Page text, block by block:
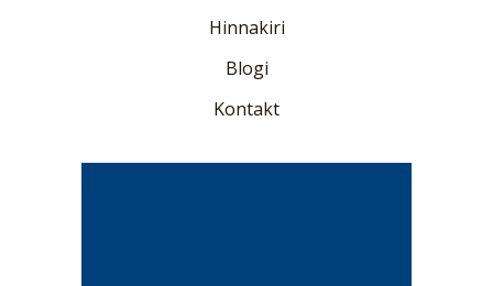
Hinnakiri
Blogi
Kontakt